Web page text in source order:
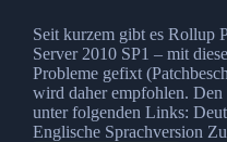
Seit kurzem gibt es Rollup
Server 2010 SP1 – mit
Probleme gefixt
wird daher empfohlen.
unter folgenden Links:
Englische Sprachversion